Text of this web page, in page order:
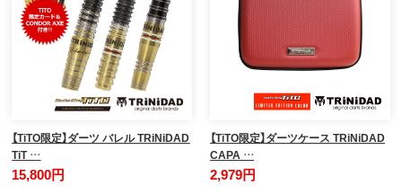
【TiTO限定】ダーツ バレル TRiNiDAD
TiT …
15,800円
【TiTO限定】ダーツケース TRiNiDAD
CAPA …
2,979円